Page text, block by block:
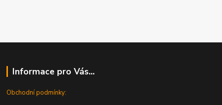
Informace pro Vás...
Obchodní podmínky: